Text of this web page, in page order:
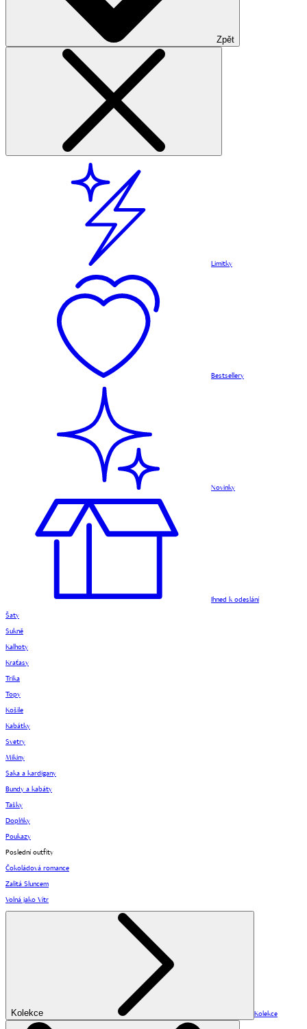
Zpět
Limitky
Bestsellery
Novinky
Ihned k odeslání
Šaty
Sukně
Kalhoty
Kraťasy
Trika
Topy
Košile
Kabátky
Svetry
Mikiny
Saka a kardigany
Bundy a kabáty
Tašky
Doplňky
Poukazy
Poslední outfity
Čokoládová romance
Zalitá Sluncem
Volná jako Vítr
Kolekce Kolekce